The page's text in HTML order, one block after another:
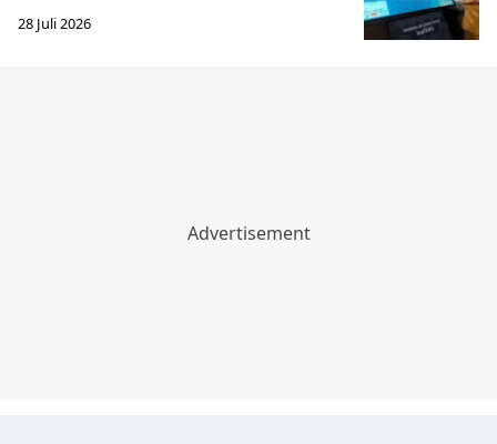
28 Juli 2026